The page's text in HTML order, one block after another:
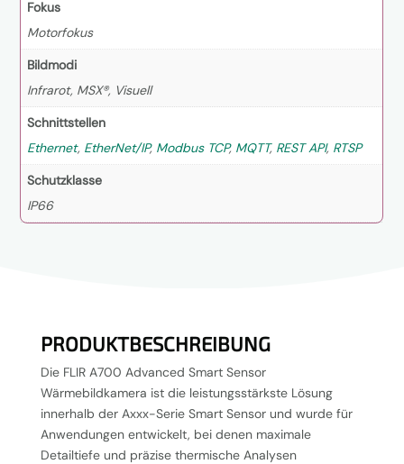
Fokus
Motorfokus
Bildmodi
Infrarot, MSX®, Visuell
Schnittstellen
Ethernet, EtherNet/IP, Modbus TCP, MQTT, REST API, RTSP
Schutzklasse
IP66
PRODUKTBESCHREIBUNG
Die FLIR A700 Advanced Smart Sensor
Wärmebildkamera ist die leistungsstärkste Lösung
innerhalb der Axxx-Serie Smart Sensor und wurde für
Anwendungen entwickelt, bei denen maximale
Detailtiefe und präzise thermische Analysen